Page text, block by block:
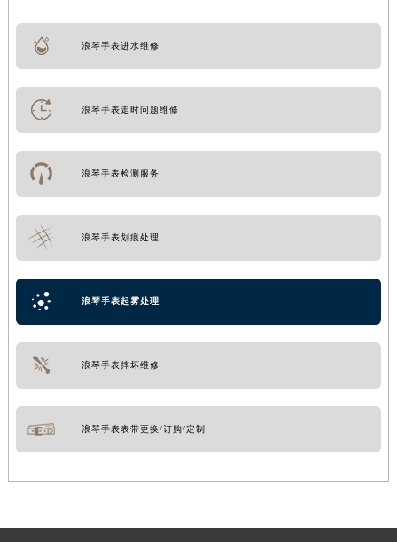
浪琴手表进水维修
浪琴手表走时问题维修
浪琴手表检测服务
浪琴手表划痕处理
浪琴手表起雾处理
浪琴手表摔坏维修
浪琴手表表带更换/订购/定制